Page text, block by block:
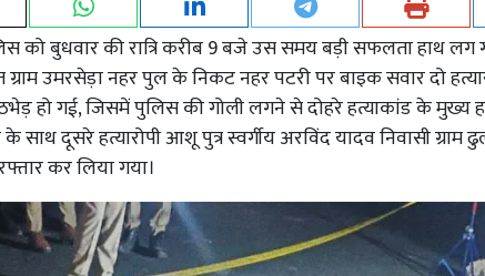
को बुधवार की रात्रि करीब 9 बजे उस समय बड़ी सफलता हाथ
ग्राम उमरसेड़ा नहर पुल के निकट नहर पटरी पर बाइक सवार दो
हो गई, जिसमें पुलिस की गोली लगने से दोहरे हत्याकांड के मुख्य
साथ दूसरे हत्यारोपी आशू पुत्र स्वर्गीय अरविंद यादव निवासी
कर लिया गया।